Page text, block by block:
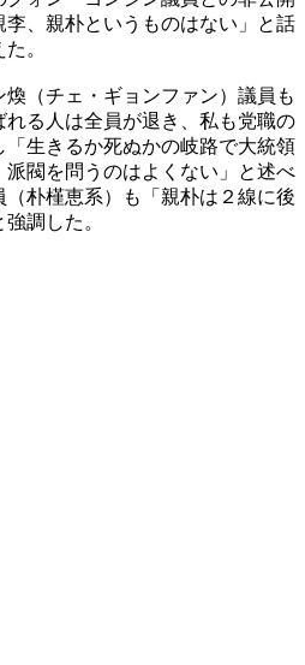
、親朴というものはない」と話
。
（チェ・ギョンファン）議員も
る人は全員が退き、私も党職の
生きるか死ぬかの岐路で大統領
閥を問うのはよくない」と述べ
朴槿恵系）も「親朴は２線に後
調した。